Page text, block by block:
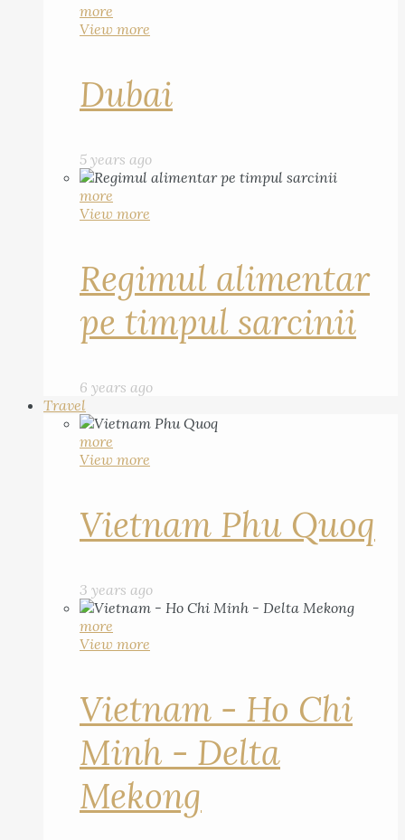
more
View more
Dubai
5 years ago
more
View more
Regimul alimentar
pe timpul sarcinii
6 years ago
Travel
more
View more
Vietnam Phu Quoq
3 years ago
more
View more
Vietnam - Ho Chi
Minh - Delta
Mekong